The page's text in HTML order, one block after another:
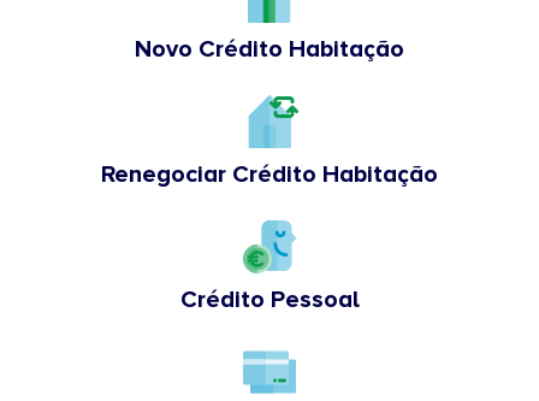
Novo Crédito Habitação
Renegociar Crédito Habitação
Crédito Pessoal